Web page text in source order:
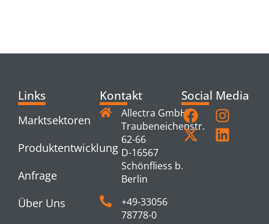
Links
Marktsektoren
Produktentwicklung
Anfrage
Über Uns
Kontakt
Allectra GmbH
Traubeneichenstr.
62-66
D-16567
Schönfliess b.
Berlin
+49-33056
78778-0
Social Media